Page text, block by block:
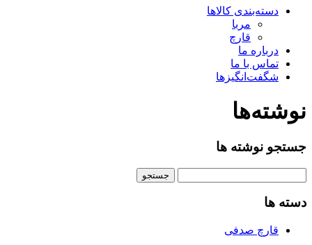
دسته‌بندی کالاها
مربا
قارچ
درباره ما
تماس با ما
شگفت‌انگیزها
نوشته‌ها
جستجو نوشته ها
دسته ها
قارچ صدفی